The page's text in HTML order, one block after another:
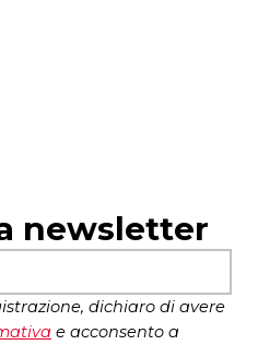
newsletter
dichiaro di avere
e acconsento a